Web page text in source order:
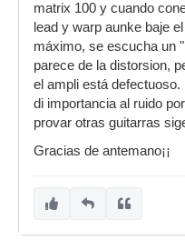
matrix 100 y cuando
lead y warp aunke baje
máximo, se escucha un
parece de la distorsion,
el ampli está
di importancia al ruido
provar otras guitarras
Gracias de antemano¡¡